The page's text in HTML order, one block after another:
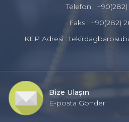
Telefon : +90(282)
Faks : +90(282)
KEP Adresi :
Bize Ulaşın
E-posta Gönder